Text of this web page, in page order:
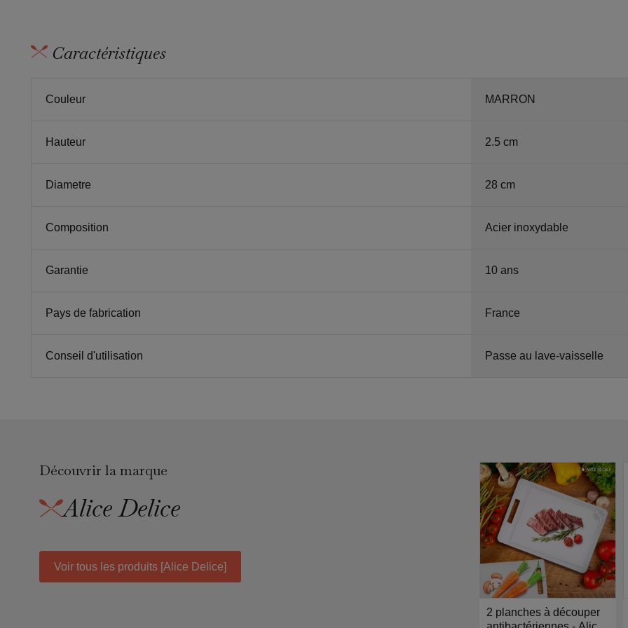
Caractéristiques
Couleur MARRON
Hauteur 2.5 cm
Diametre 28 cm
Composition Acier inoxydable
Garantie 10 ans
Pays de fabrication France
Conseil d'utilisation Passe au lave-vaisselle
Découvrir la marque
Alice Delice
Voir tous les produits [Alice Delice]
2 planches à découper